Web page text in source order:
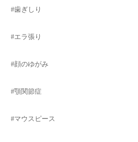
#歯ぎしり
#エラ張り
#顔のゆがみ
#顎関節症
#マウスピース